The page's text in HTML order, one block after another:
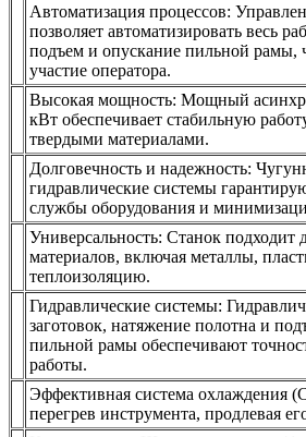
Автоматизация процессов:
позволяет автоматизировать весь
подъем и опускание пильной рамы,
участие оператора.
Высокая мощность: Мощный
кВт обеспечивает стабильную
твердыми материалами.
Долговечность и надежность:
гидравлические системы
службы оборудования и
Универсальность: Станок подходит
материалов, включая металлы,
теплоизоляцию.
Гидравлические системы:
заготовок, натяжение полотна и
пильной рамы обеспечивают
работы.
Эффективная система охлаждения
перегрев инструмента, продлевая